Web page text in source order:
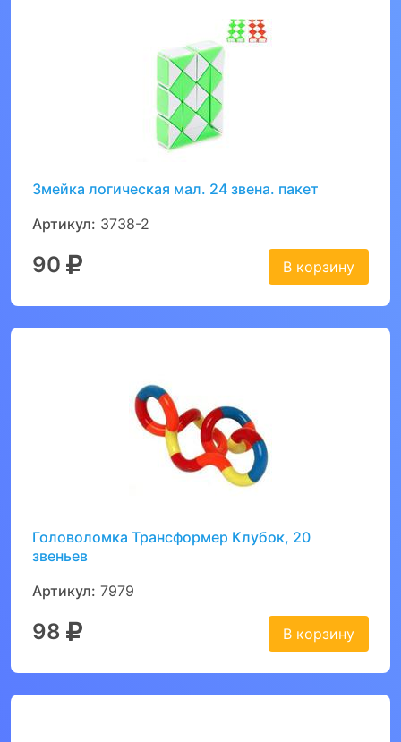
Змейка логическая мал. 24 звена. пакет
Артикул: 3738-2
90 В корзину
Головоломка Трансформер Клубок, 20
звеньев
Артикул: 7979
98 В корзину